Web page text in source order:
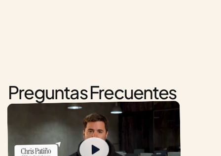
Preguntas Frecuentes